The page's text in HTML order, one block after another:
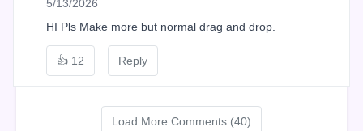
5/13/2026
HI Pls Make more but normal drag and drop.
👍 12 Reply
Load More Comments (40)